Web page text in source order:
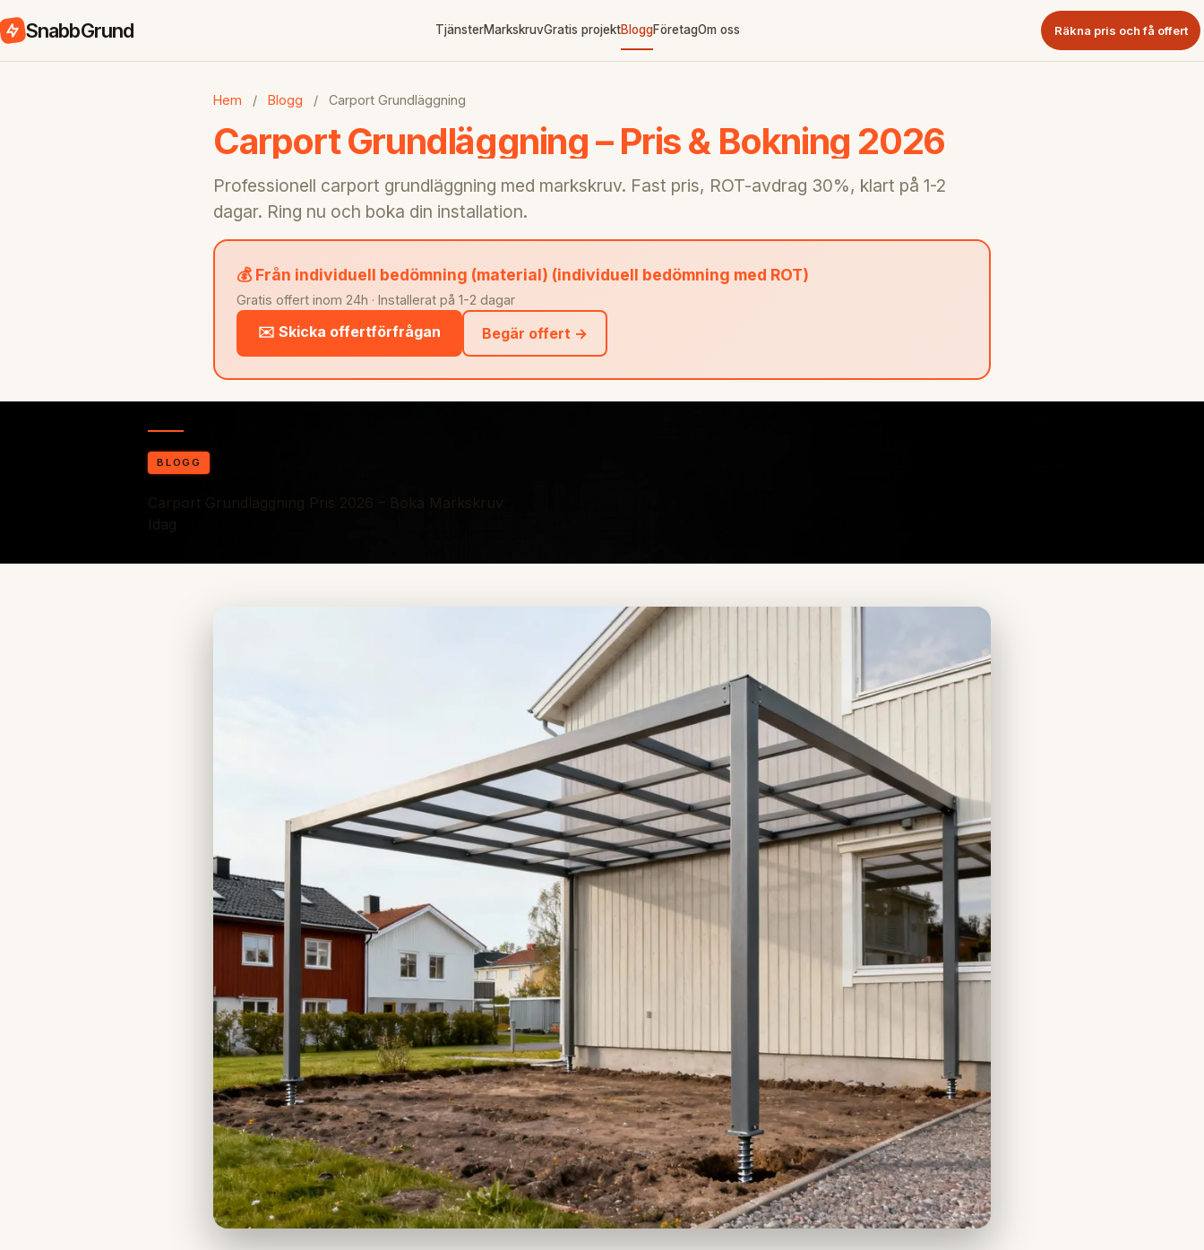
SnabbGrund TjänsterMarkskruvGratis projektBloggFöretagOm oss Räkna pris och få offert
Hem / Blogg / Carport Grundläggning
Carport Grundläggning – Pris & Bokning 2026
Professionell carport grundläggning med markskruv. Fast pris, ROT-avdrag 30%, klart på 1-2
dagar. Ring nu och boka din installation.
💰 Från individuell bedömning (material) (individuell bedömning med ROT)
Gratis offert inom 24h · Installerat på 1-2 dagar
✉️ Skicka offertförfrågan Begär offert →
BLOGG
Carport Grundläggning Pris 2026 – Boka Markskruv
Idag